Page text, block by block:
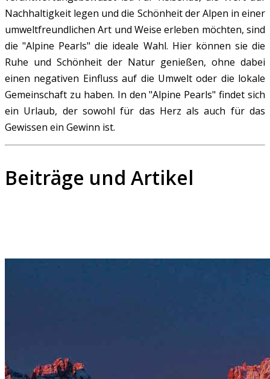
Nachhaltigkeit legen und die Schönheit der Alpen in einer
umweltfreundlichen Art und Weise erleben möchten, sind
die "Alpine Pearls" die ideale Wahl. Hier können sie die
Ruhe und Schönheit der Natur genießen, ohne dabei
einen negativen Einfluss auf die Umwelt oder die lokale
Gemeinschaft zu haben. In den "Alpine Pearls" findet sich
ein Urlaub, der sowohl für das Herz als auch für das
Gewissen ein Gewinn ist.
Beiträge und Artikel